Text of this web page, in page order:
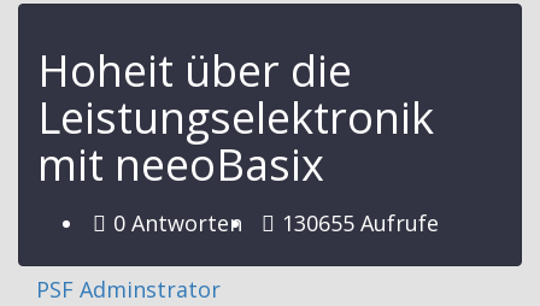
Hoheit über die
Leistungselektronik
mit neeoBasix
0 Antworten 130655 Aufrufe
PSF Adminstrator